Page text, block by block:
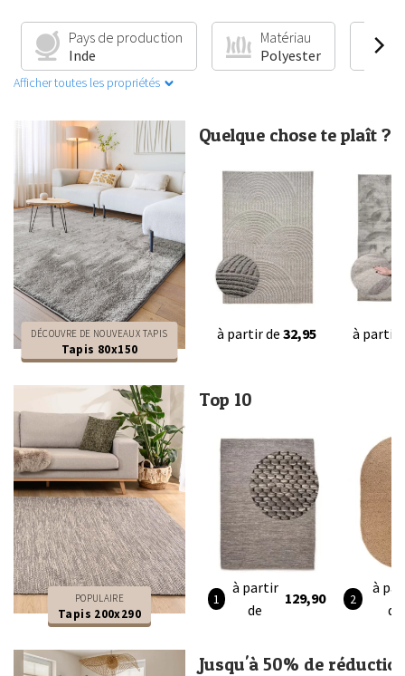
Pays de production
Inde
Matériau
Polyester
Afficher toutes les propriétés
DÉCOUVRE DE NOUVEAUX TAPIS
Tapis 80x150
Quelque chose te plaît ?
à partir de 32,95 à partir
POPULAIRE
Tapis 200x290
Top 10
à partir
de
129,90
à
de
Jusqu'à 50% de